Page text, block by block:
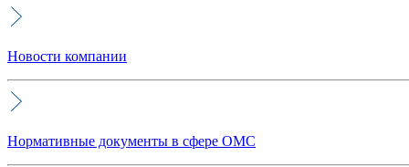
Новости компании
Нормативные документы в сфере ОМС